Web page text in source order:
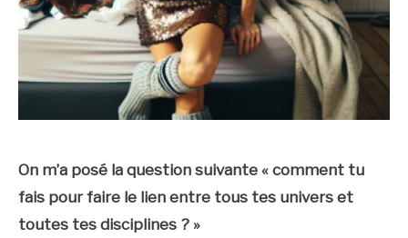
On m’a posé la question suivante « comment tu
fais pour faire le lien entre tous tes univers et
toutes tes disciplines ? »